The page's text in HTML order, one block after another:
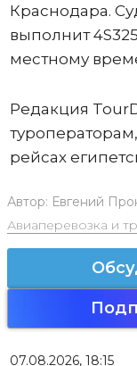
Краснодара.
выполнит
местному
Редакция
рейсах
Автор: Евгений
Авиаперевозка и
07.08.2026, 18:15